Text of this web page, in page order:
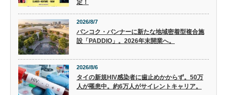
定！
2026/8/7
バンコク・バンナーに新たな地域密着型複合施
設「PADDIO」。2026年末開業へ。
2026/8/6
タイの新規HIV感染者に歯止めかからず。50万
人が罹患中。約6万人がサイレントキャリア。